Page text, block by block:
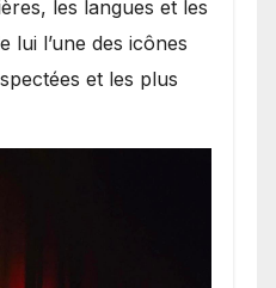
les langues et les
lui l’une des icônes
et les plus